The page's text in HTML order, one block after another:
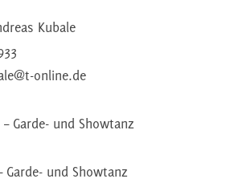
Kubale
online.de
Garde- und Showtanz
Garde- und Showtanz